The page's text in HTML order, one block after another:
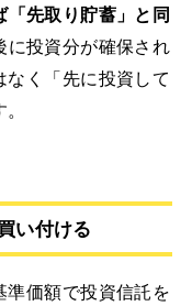
先取り貯蓄」と同
に投資分が確保され
く「先に投資して
い付ける
価額で投資信託を